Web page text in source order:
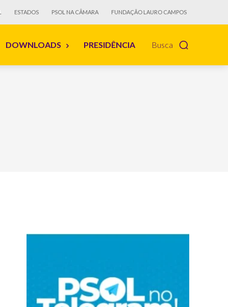
ESTADOS PSOL NA CÂMARA FUNDAÇÃO LAURO CAMPOS
Busca
DOWNLOADS PRESIDÊNCIA